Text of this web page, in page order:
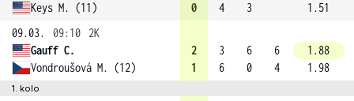
Keys M. (11)
0
4
3
1.51
09.03.
09:10
2K
Gauff C.
Vondroušová M. (12)
2
1
3
6
6
0
6
4
1.88
1.98
1. kolo